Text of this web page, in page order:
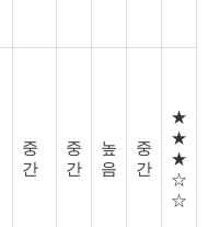
중
간
중
간
높
음
중
간
★
★
★
☆
☆